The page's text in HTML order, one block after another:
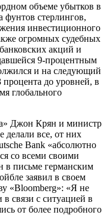
объеме убытков в
фунтов стерлингов,
инвестиционного
огромных судебных
акций и
9-процентным
и на следующий
процента до уровней, в
глобального
Джон Крян и министр
все, от них
Bank «абсолютно
со всеми своими
в письме германским
заявил в своем
«Bloomberg»: «Я не
связи с ситуацией в
от более подробного